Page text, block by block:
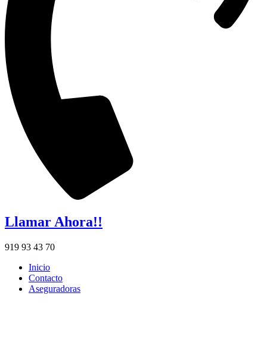
Llamar Ahora!!
919 93 43 70
Inicio
Contacto
Aseguradoras